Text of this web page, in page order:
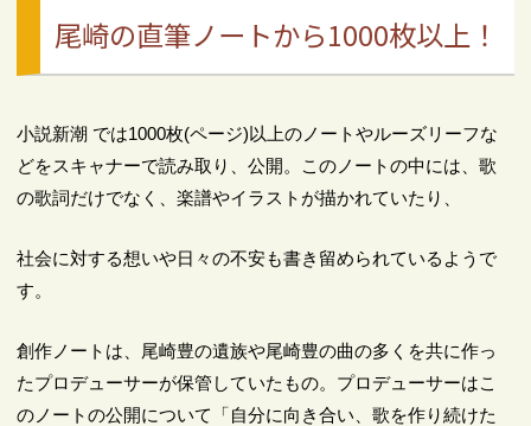
尾崎の直筆ノートから1000枚以上！
小説新潮 では1000枚(ページ)以上のノートやルーズリーフな
どをスキャナーで読み取り、公開。このノートの中には、歌
の歌詞だけでなく、楽譜やイラストが描かれていたり、
社会に対する想いや日々の不安も書き留められているようで
す。
創作ノートは、尾崎豊の遺族や尾崎豊の曲の多くを共に作っ
たプロデューサーが保管していたもの。プロデューサーはこ
のノートの公開について「自分に向き合い、歌を作り続けた